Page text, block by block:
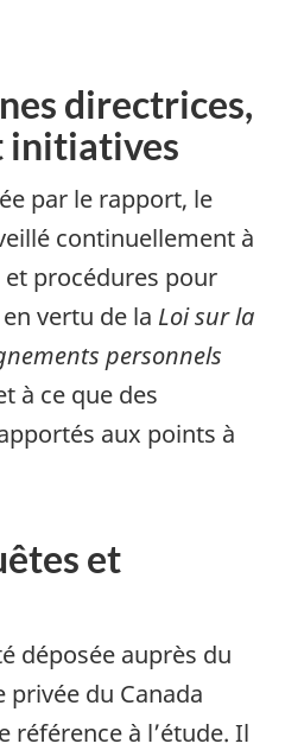
directrices,
initiatives
par le rapport, le
continuellement à
procédures pour
vertu de la Loi sur la
personnels
à ce que des
aux points à
et
déposée auprès du
privée du Canada
référence à l’étude. Il